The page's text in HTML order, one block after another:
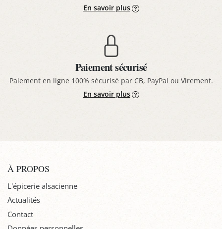
En savoir plus
Paiement sécurisé
Paiement en ligne 100% sécurisé par CB, PayPal ou Virement.
En savoir plus
À PROPOS
L'épicerie alsacienne
Actualités
Contact